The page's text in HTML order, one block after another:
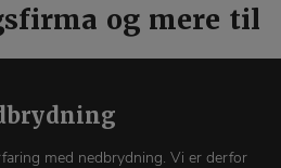
og mere til
med nedbrydning. Vi er derfor